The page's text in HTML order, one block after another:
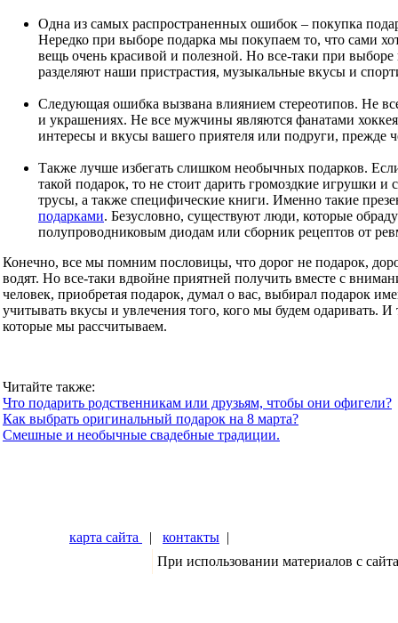
Одна из самых распространенных ошибок – покупка
Нередко при выборе подарка мы покупаем то, что сами
вещь очень красивой и полезной. Но все-таки при
разделяют наши пристрастия, музыкальные вкусы и
Следующая ошибка вызвана влиянием стереотипов. Не
и украшениях. Не все мужчины являются фанатами
интересы и вкусы вашего приятеля или подруги, прежде
Также лучше избегать слишком необычных подарков.
такой подарок, то не стоит дарить громоздкие игрушки
трусы, а также специфические книги. Именно такие
подарками. Безусловно, существуют люди, которые
полупроводниковым диодам или сборник рецептов от
Конечно, все мы помним пословицы, что дорог не подарок,
водят. Но все-таки вдвойне приятней получить вместе с
человек, приобретая подарок, думал о вас, выбирал подарок
учитывать вкусы и увлечения того, кого мы будем одаривать.
которые мы рассчитываем.
Читайте также:
Что подарить родственникам или друзьям, чтобы они офигели?
Как выбрать оригинальный подарок на 8 марта?
Смешные и необычные свадебные традиции.
карта сайта | контакты |
При использовании материалов с